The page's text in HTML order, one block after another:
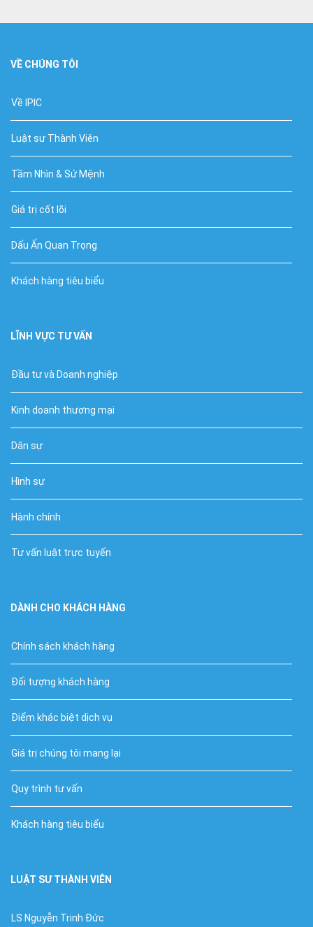
VỀ CHÚNG TÔI
Về IPIC
Luật sư Thành Viên
Tầm Nhìn & Sứ Mệnh
Giá trị cốt lõi
Dấu Ấn Quan Trọng
Khách hàng tiêu biểu
LĨNH VỰC TƯ VẤN
Đầu tư và Doanh nghiệp
Kinh doanh thương mại
Dân sự
Hình sự
Hành chính
Tư vấn luật trực tuyến
DÀNH CHO KHÁCH HÀNG
Chính sách khách hàng
Đối tượng khách hàng
Điểm khác biệt dịch vụ
Giá trị chúng tôi mang lại
Quy trình tư vấn
Khách hàng tiêu biểu
LUẬT SƯ THÀNH VIÊN
LS Nguyễn Trinh Đức